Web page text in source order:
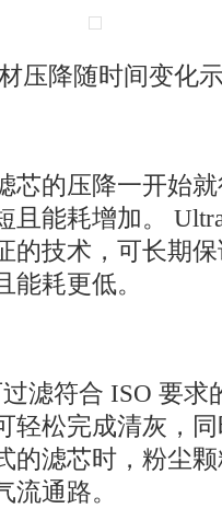
压降随时间变化
芯的压降一开始
且能耗增加。
的技术，可长期
耗更低。
滤符合 ISO 要求
轻松完成清灰，
的滤芯时，粉尘
通路。